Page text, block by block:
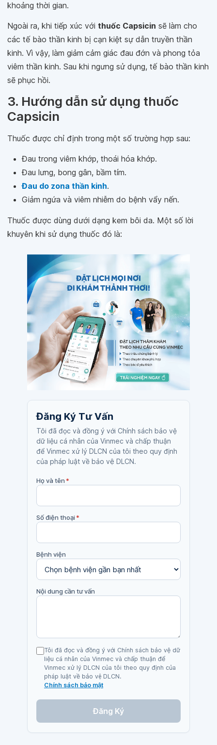
khoảng thời gian.
Ngoài ra, khi tiếp xúc với thuốc Capsicin sẽ làm cho
các tế bào thần kinh bị cạn kiệt sự dẫn truyền thần
kinh. Vì vậy, làm giảm cảm giác đau đớn và phong tỏa
viêm thần kinh. Sau khi ngưng sử dụng, tế bào thần kinh
sẽ phục hồi.
3. Hướng dẫn sử dụng thuốc
Capsicin
Thuốc được chỉ định trong một số trường hợp sau:
Đau trong viêm khớp, thoái hóa khớp.
Đau lưng, bong gân, bầm tím.
Đau do zona thần kinh.
Giảm ngứa và viêm nhiễm do bệnh vẩy nến.
Thuốc được dùng dưới dạng kem bôi da. Một số lời
khuyên khi sử dụng thuốc đó là:
Đăng Ký Tư Vấn
Tôi đã đọc và đồng ý với Chính sách bảo vệ
dữ liệu cá nhân của Vinmec và chấp thuận
để Vinmec xử lý DLCN của tôi theo quy định
của pháp luật về bảo vệ DLCN.
Họ và tên*
Số điện thoại*
Bệnh viện
Nội dung cần tư vấn
Tôi đã đọc và đồng ý với Chính sách bảo vệ dữ
liệu cá nhân của Vinmec và chấp thuận để
Vinmec xử lý DLCN của tôi theo quy định của
pháp luật về bảo vệ DLCN.
Chính sách bảo mật
Đăng Ký